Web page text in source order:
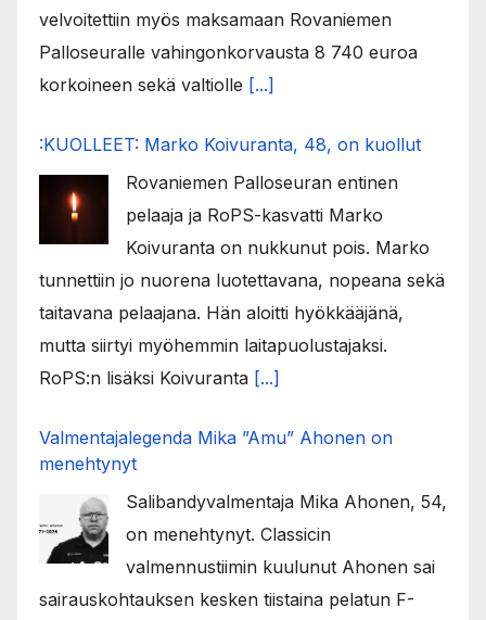
velvoitettiin myös maksamaan Rovaniemen
Palloseuralle vahingonkorvausta 8 740 euroa
korkoineen sekä valtiolle [...]
:KUOLLEET: Marko Koivuranta, 48, on kuollut
Rovaniemen Palloseuran entinen
pelaaja ja RoPS-kasvatti Marko
Koivuranta on nukkunut pois. Marko
tunnettiin jo nuorena luotettavana, nopeana sekä
taitavana pelaajana. Hän aloitti hyökkääjänä,
mutta siirtyi myöhemmin laitapuolustajaksi.
RoPS:n lisäksi Koivuranta [...]
Valmentajalegenda Mika ”Amu” Ahonen on
menehtynyt
Salibandyvalmentaja Mika Ahonen, 54,
on menehtynyt. Classicin
valmennustiimin kuulunut Ahonen sai
sairauskohtauksen kesken tiistaina pelatun F-